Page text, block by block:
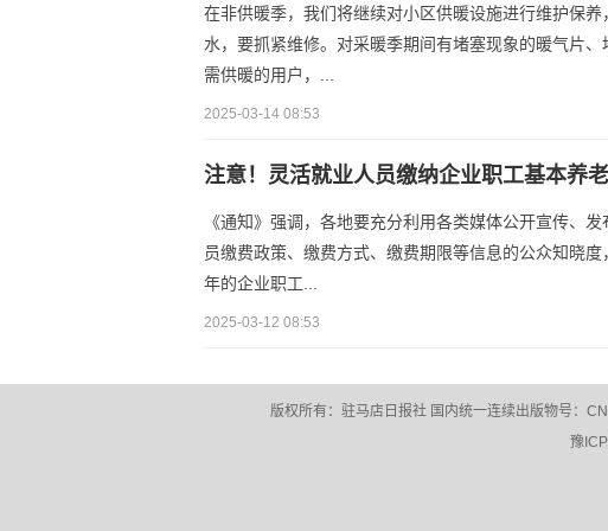
在非供暖季，我们将继续对小区供暖设施进行维护保
水，要抓紧维修。对采暖季期间有堵塞现象的暖气片
需供暖的用户，...
2025-03-14 08:53
注意！灵活就业人员缴纳企业职工基本养
《通知》强调，各地要充分利用各类媒体公开宣传、
员缴费政策、缴费方式、缴费期限等信息的公众知晓
年的企业职工...
2025-03-12 08:53
版权所有：驻马店日报社 国内统一连续出版物号：
豫